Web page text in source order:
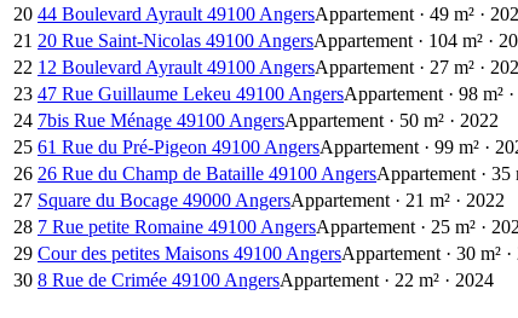
20 44 Boulevard Ayrault 49100 AngersAppartement · 49 m² ·
21 20 Rue Saint-Nicolas 49100 AngersAppartement · 104 m² ·
22 12 Boulevard Ayrault 49100 AngersAppartement · 27 m² ·
23 47 Rue Guillaume Lekeu 49100 AngersAppartement · 98 m² ·
24 7bis Rue Ménage 49100 AngersAppartement · 50 m² · 2022
25 61 Rue du Pré-Pigeon 49100 AngersAppartement · 99 m² ·
26 26 Rue du Champ de Bataille 49100 AngersAppartement · 35
27 Square du Bocage 49000 AngersAppartement · 21 m² · 2022
28 7 Rue petite Romaine 49100 AngersAppartement · 25 m² ·
29 Cour des petites Maisons 49100 AngersAppartement · 30 m² ·
30 8 Rue de Crimée 49100 AngersAppartement · 22 m² · 2024